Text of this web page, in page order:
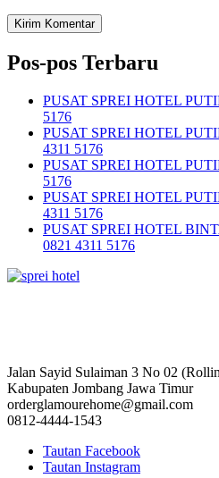
Pos-pos Terbaru
PUSAT SPREI HOTEL
5176
PUSAT SPREI HOTEL
4311 5176
PUSAT SPREI HOTEL
5176
PUSAT SPREI HOTEL
4311 5176
PUSAT SPREI HOTEL
0821 4311 5176
Jalan Sayid Sulaiman 3 No 02
Kabupaten Jombang Jawa Timur
orderglamourehome@gmail.com
0812-4444-1543
Tautan Facebook
Tautan Instagram